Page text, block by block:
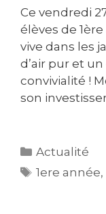
Ce vendredi
élèves de
vive dans les
d’air pur et
convivialité !
son
Actualité
1ere année,